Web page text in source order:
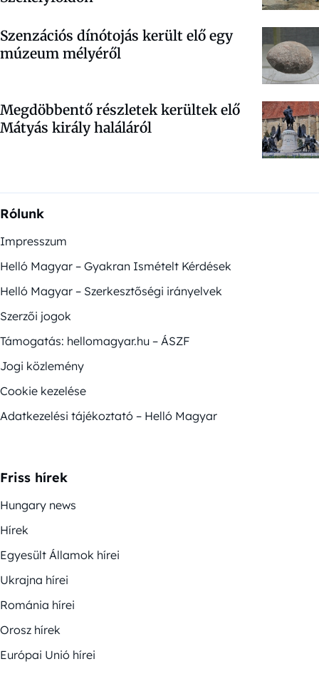
Szenzációs dínótojás került elő egy
múzeum mélyéről
Megdöbbentő részletek kerültek elő
Mátyás király haláláról
Rólunk
Impresszum
Helló Magyar – Gyakran Ismételt Kérdések
Helló Magyar – Szerkesztőségi irányelvek
Szerzői jogok
Támogatás: hellomagyar.hu – ÁSZF
Jogi közlemény
Cookie kezelése
Adatkezelési tájékoztató – Helló Magyar
Friss hírek
Hungary news
Hírek
Egyesült Államok hírei
Ukrajna hírei
Románia hírei
Orosz hírek
Európai Unió hírei